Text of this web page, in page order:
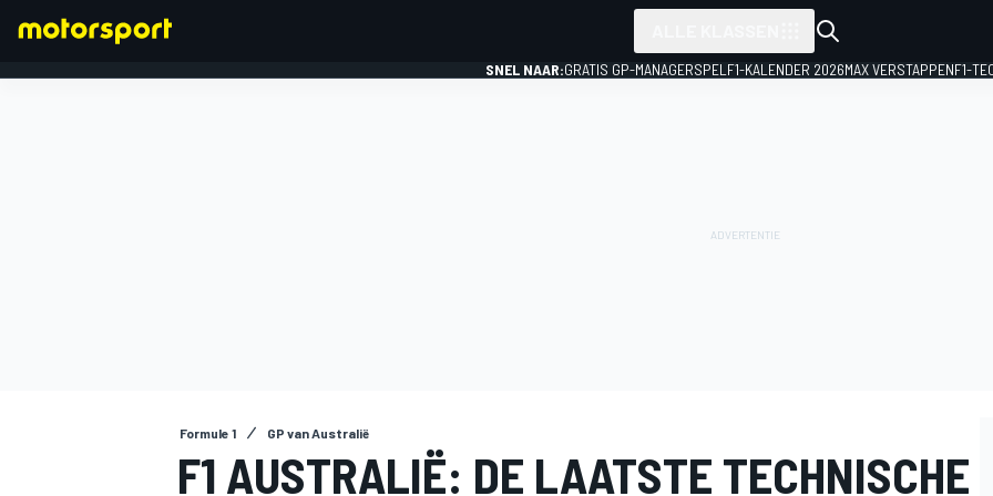
SNEL NAAR:GRATIS GP-MANAGERSPEL F1-KALENDER 2026MAX VERSTAPPENF1-
Formule 1 GP van Australië
F1 AUSTRALIË: DE LAATSTE TECHNISCHE